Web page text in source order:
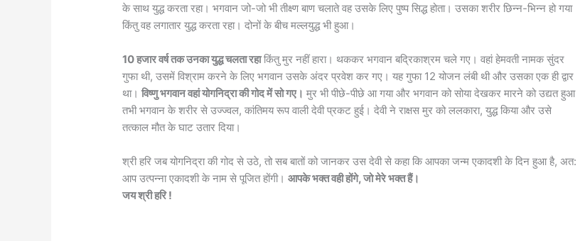
के साथ युद्ध करता रहा। भगवान जो-जो भी तीक्ष्ण बाण चलाते वह उसके लिए पुष्प सिद्ध होता। उसका शरीर छिन्न‍-भिन्न हो गया
किंतु वह लगातार युद्ध करता रहा। दोनों के बीच मल्लयुद्ध भी हुआ।
10 हजार वर्ष तक उनका युद्ध चलता रहाकिंतु मुर नहीं हारा। थककर भगवान बद्रिकाश्रम चले गए। वहां हेमवती नामक सुंदर
गुफा थी, उसमें विश्राम करने के लिए भगवान उसके अंदर प्रवेश कर गए। यह गुफा 12 योजन लंबी थी और उसका एक ही द्वार
था।विष्णु भगवान वहां योगनिद्रा की गोद में सो गए। मुर भी पीछे-पीछे आ गया और भगवान को सोया देखकर मारने को उद्यत हुआ
तभी भगवान के शरीर से उज्ज्वल, कांतिमय रूप वाली देवी प्रकट हुई। देवी ने राक्षस मुर को ललकारा, युद्ध किया और उसे
तत्काल मौत के घाट उतार दिया।
श्री हरि जब योगनिद्रा की गोद से उठे, तो सब बातों को जानकर उस देवी से कहा कि आपका जन्म एकादशी के दिन हुआ है, अत:
आप उत्पन्ना एकादशी के नाम से पूजित होंगी।आपके भक्त वही होंगे, जो मेरे भक्त हैं।
जय श्री हरि !